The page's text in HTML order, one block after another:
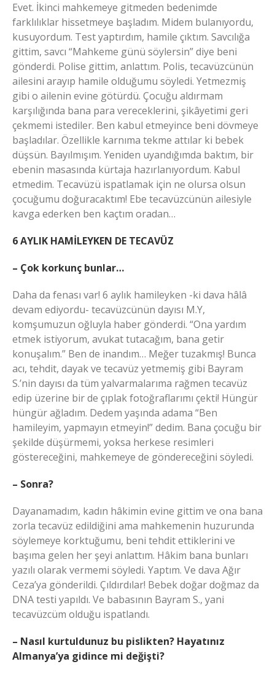
Evet. İkinci mahkemeye gitmeden bedenimde
farklılıklar hissetmeye başladım. Midem bulanıyordu,
kusuyordum. Test yaptırdım, hamile çıktım. Savcılığa
gittim, savcı “Mahkeme günü söylersin” diye beni
gönderdi. Polise gittim, anlattım. Polis, tecavüzcünün
ailesini arayıp hamile olduğumu söyledi. Yetmezmiş
gibi o ailenin evine götürdü. Çocuğu aldırmam
karşılığında bana para vereceklerini, şikâyetimi geri
çekmemi istediler. Ben kabul etmeyince beni dövmeye
başladılar. Özellikle karnıma tekme attılar ki bebek
düşsün. Bayılmışım. Yeniden uyandığımda baktım, bir
ebenin masasında kürtaja hazırlanıyordum. Kabul
etmedim. Tecavüzü ispatlamak için ne olursa olsun
çocuğumu doğuracaktım! Ebe tecavüzcünün ailesiyle
kavga ederken ben kaçtım oradan…
6 AYLIK HAMİLEYKEN DE TECAVÜZ
– Çok korkunç bunlar…
Daha da fenası var! 6 aylık hamileyken -ki dava hâlâ
devam ediyordu- tecavüzcünün dayısı M.Y,
komşumuzun oğluyla haber gönderdi. “Ona yardım
etmek istiyorum, avukat tutacağım, bana getir
konuşalım.” Ben de inandım… Meğer tuzakmış! Bunca
acı, tehdit, dayak ve tecavüz yetmemiş gibi Bayram
S.’nin dayısı da tüm yalvarmalarıma rağmen tecavüz
edip üzerine bir de çıplak fotoğraflarımı çekti! Hüngür
hüngür ağladım. Dedem yaşında adama “Ben
hamileyim, yapmayın etmeyin!” dedim. Bana çocuğu bir
şekilde düşürmemi, yoksa herkese resimleri
göstereceğini, mahkemeye de göndereceğini söyledi.
– Sonra?
Dayanamadım, kadın hâkimin evine gittim ve ona bana
zorla tecavüz edildiğini ama mahkemenin huzurunda
söylemeye korktuğumu, beni tehdit ettiklerini ve
başıma gelen her şeyi anlattım. Hâkim bana bunları
yazılı olarak vermemi söyledi. Yaptım. Ve dava Ağır
Ceza’ya gönderildi. Çıldırdılar! Bebek doğar doğmaz da
DNA testi yapıldı. Ve babasının Bayram S., yani
tecavüzcüm olduğu ispatlandı.
– Nasıl kurtuldunuz bu pislikten? Hayatınız
Almanya’ya gidince mi değişti?